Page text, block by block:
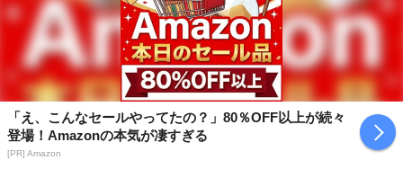
・原材料/材質/素材：
有効成分 : 乾燥硫酸アルミニウムカリウム、イソプロピルメチル
フェノール
その他の成分 : ステアリルアルコール、ポリオキシプロピレンブ
チルエーテル(1)、セスキイソス
テアリン酸ソルビタン、硬化油、無水ケイ酸、ジブチルヒドロキ
シトルエン、デカメチルシクロペ
「え、こんなセールやってたの？」80％OFF以上が続々
登場！Amazonの本気が凄すぎる
[PR] Amazon